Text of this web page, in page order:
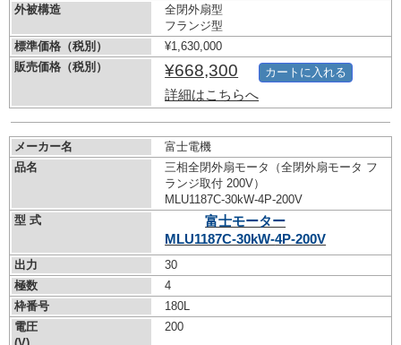
外被構造
全閉外扇型
フランジ型
標準価格（税別）
¥1,630,000
販売価格（税別）
¥668,300
詳細はこちらへ
カートに入れる
メーカー名
富士電機
品名
三相全閉外扇モータ（全閉外扇モータ フ
ランジ取付 200V）
MLU1187C-30kW-4P-200V
型 式
富士モーター
MLU1187C-30kW-4P-200V
出力
30
極数
4
枠番号
180L
電圧
200